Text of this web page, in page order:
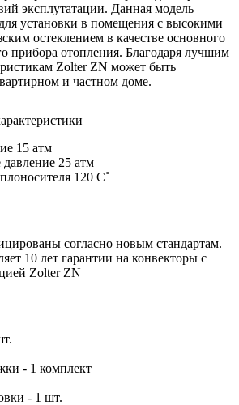
эксплутатации. Данная модель
установки в помещения с высокими
остеклением в качестве основного
прибора отопления. Благодаря лучшим
Zolter ZN может быть
и частном доме.
15 атм
25 атм
120 C˚
согласно новым стандартам.
10 лет гарантии на конвекторы с
Zolter ZN
- 1 комплект
- 1 шт.